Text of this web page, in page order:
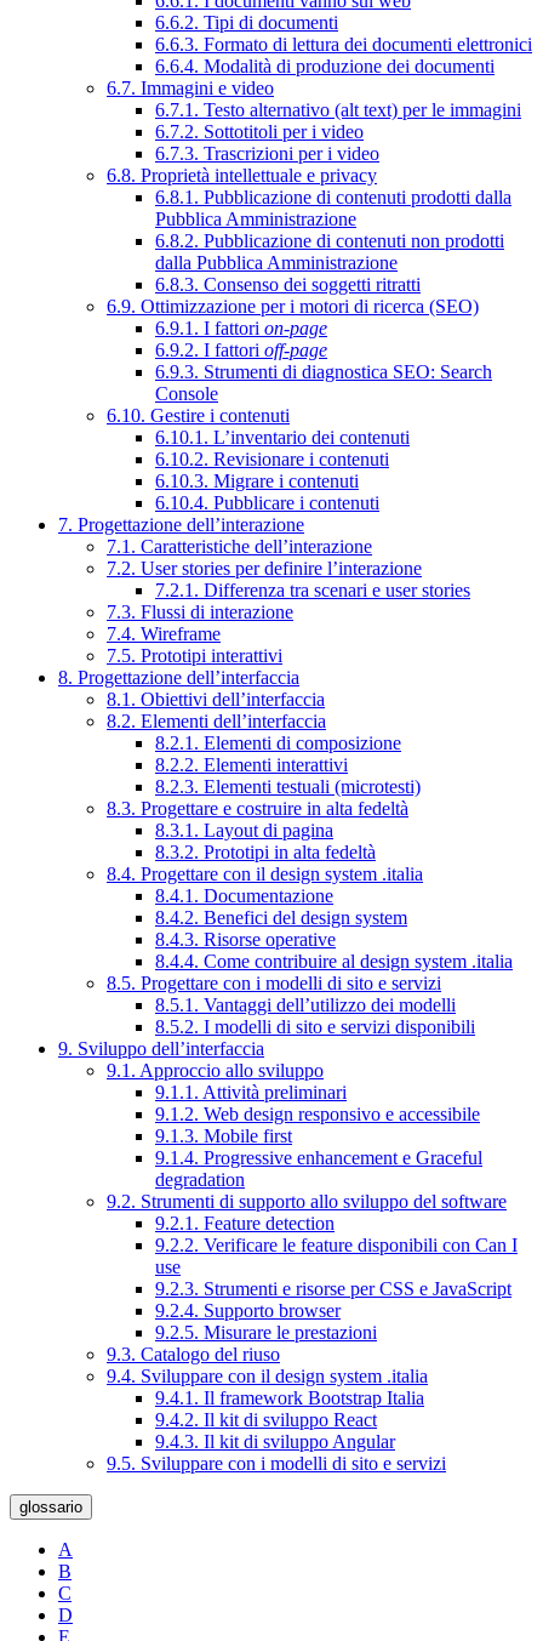
6.6.2. Tipi di documenti
6.6.3. Formato di lettura dei documenti elettronici
6.6.4. Modalità di produzione dei documenti
6.7. Immagini e video
6.7.1. Testo alternativo (alt text) per le immagini
6.7.2. Sottotitoli per i video
6.7.3. Trascrizioni per i video
6.8. Proprietà intellettuale e privacy
6.8.1. Pubblicazione di contenuti prodotti dalla
Pubblica Amministrazione
6.8.2. Pubblicazione di contenuti non prodotti
dalla Pubblica Amministrazione
6.8.3. Consenso dei soggetti ritratti
6.9. Ottimizzazione per i motori di ricerca (SEO)
6.9.1. I fattori on-page
6.9.2. I fattori off-page
6.9.3. Strumenti di diagnostica SEO: Search
Console
6.10. Gestire i contenuti
6.10.1. L’inventario dei contenuti
6.10.2. Revisionare i contenuti
6.10.3. Migrare i contenuti
6.10.4. Pubblicare i contenuti
7. Progettazione dell’interazione
7.1. Caratteristiche dell’interazione
7.2. User stories per definire l’interazione
7.2.1. Differenza tra scenari e user stories
7.3. Flussi di interazione
7.4. Wireframe
7.5. Prototipi interattivi
8. Progettazione dell’interfaccia
8.1. Obiettivi dell’interfaccia
8.2. Elementi dell’interfaccia
8.2.1. Elementi di composizione
8.2.2. Elementi interattivi
8.2.3. Elementi testuali (microtesti)
8.3. Progettare e costruire in alta fedeltà
8.3.1. Layout di pagina
8.3.2. Prototipi in alta fedeltà
8.4. Progettare con il design system .italia
8.4.1. Documentazione
8.4.2. Benefici del design system
8.4.3. Risorse operative
8.4.4. Come contribuire al design system .italia
8.5. Progettare con i modelli di sito e servizi
8.5.1. Vantaggi dell’utilizzo dei modelli
8.5.2. I modelli di sito e servizi disponibili
9. Sviluppo dell’interfaccia
9.1. Approccio allo sviluppo
9.1.1. Attività preliminari
9.1.2. Web design responsivo e accessibile
9.1.3. Mobile first
9.1.4. Progressive enhancement e Graceful
degradation
9.2. Strumenti di supporto allo sviluppo del software
9.2.1. Feature detection
9.2.2. Verificare le feature disponibili con Can I
use
9.2.3. Strumenti e risorse per CSS e JavaScript
9.2.4. Supporto browser
9.2.5. Misurare le prestazioni
9.3. Catalogo del riuso
9.4. Sviluppare con il design system .italia
9.4.1. Il framework Bootstrap Italia
9.4.2. Il kit di sviluppo React
9.4.3. Il kit di sviluppo Angular
9.5. Sviluppare con i modelli di sito e servizi
glossario
A
B
C
D
E